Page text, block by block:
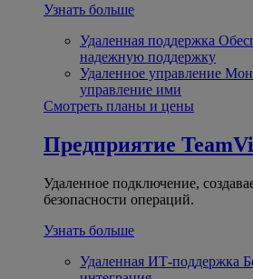
Узнать больше
Удаленная поддержка
надежную поддержку
Удаленное управление
управление ими
Смотреть планы и цены
Предприятие
Удаленное подключение,
безопасности операций.
Узнать больше
Удаленная ИТ-поддержка